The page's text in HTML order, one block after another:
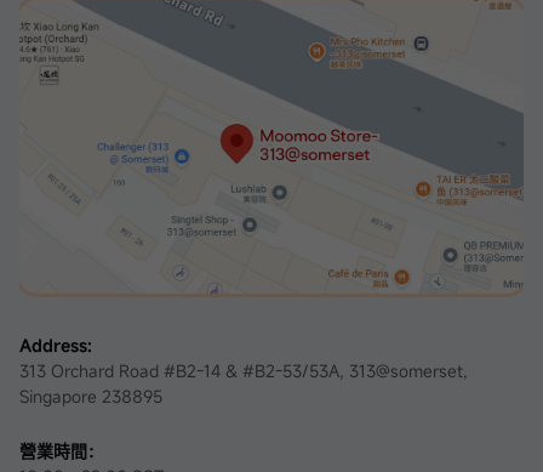
Address:
313 Orchard Road #B2-14 & #B2-53/53A, 313@somerset,
Singapore 238895
營業時間：